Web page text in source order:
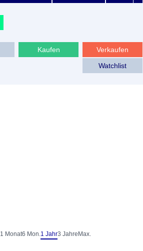
Verkaufen
Kaufen
Watchlist
1 Monat6 Mon.1 Jahr3 Jahre Max.